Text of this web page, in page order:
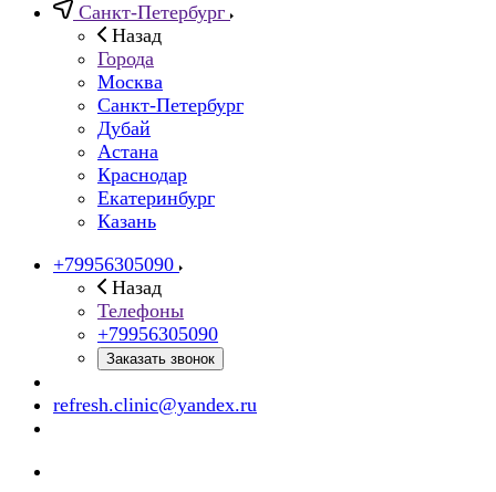
Санкт-Петербург
Назад
Города
Москва
Санкт-Петербург
Дубай
Астана
Краснодар
Екатеринбург
Казань
+79956305090
Назад
Телефоны
+79956305090
Заказать звонок
refresh.clinic@yandex.ru